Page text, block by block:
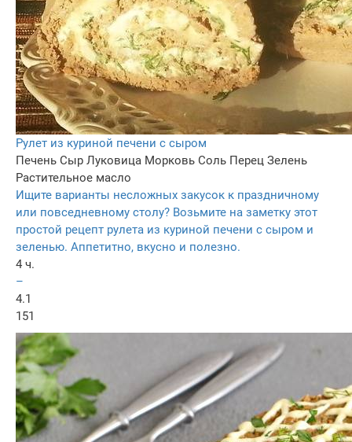
Рулет из куриной печени с сыром
Печень Сыр Луковица Морковь Соль Перец Зелень
Растительное масло
Ищите варианты несложных закусок к праздничному
или повседневному столу? Возьмите на заметку этот
простой рецепт рулета из куриной печени с сыром и
зеленью. Аппетитно, вкусно и полезно.
4 ч.
–
4.1
151